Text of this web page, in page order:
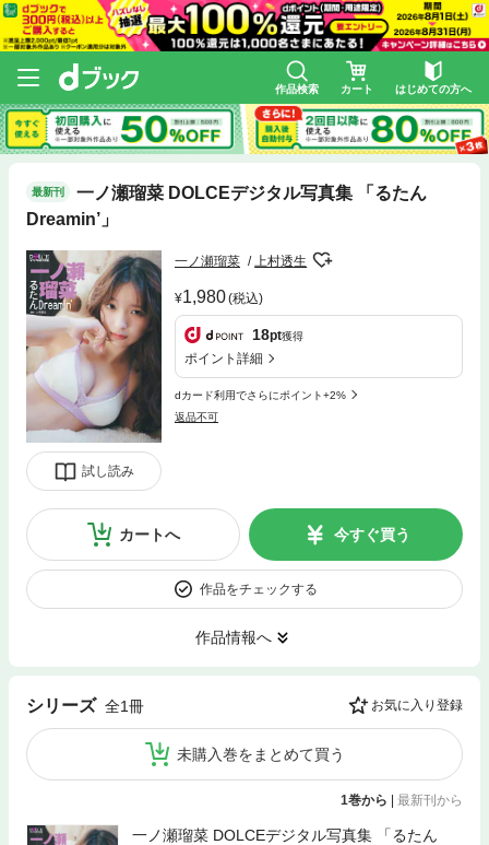
作品検索 カート はじめての方へ
最新刊
一ノ瀬瑠菜 DOLCEデジタル写真集 「るたん
Dreamin’」
試し読み
一ノ瀬瑠菜 上村透生
1,980(税込)
18pt獲得
ポイント詳細
dカード利用でさらにポイント+2%
返品不可
カートへ 今すぐ買う
作品をチェックする
作品情報へ
シリーズ 全1冊 お気に入り登録
未購入巻をまとめて買う
1巻から | 最新刊から
一ノ瀬瑠菜 DOLCEデジタル写真集 「るたん